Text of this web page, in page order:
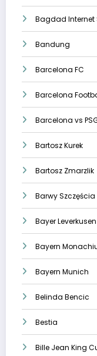
Bagdad Internet
Bandung
Barcelona FC
Barcelona
Barcelona vs
Bartosz Kurek
Bartosz Zmarzlik
Barwy Szczęścia
Bayer Leverkusen
Bayern
Bayern Munich
Belinda Bencic
Bestia
Bille Jean King